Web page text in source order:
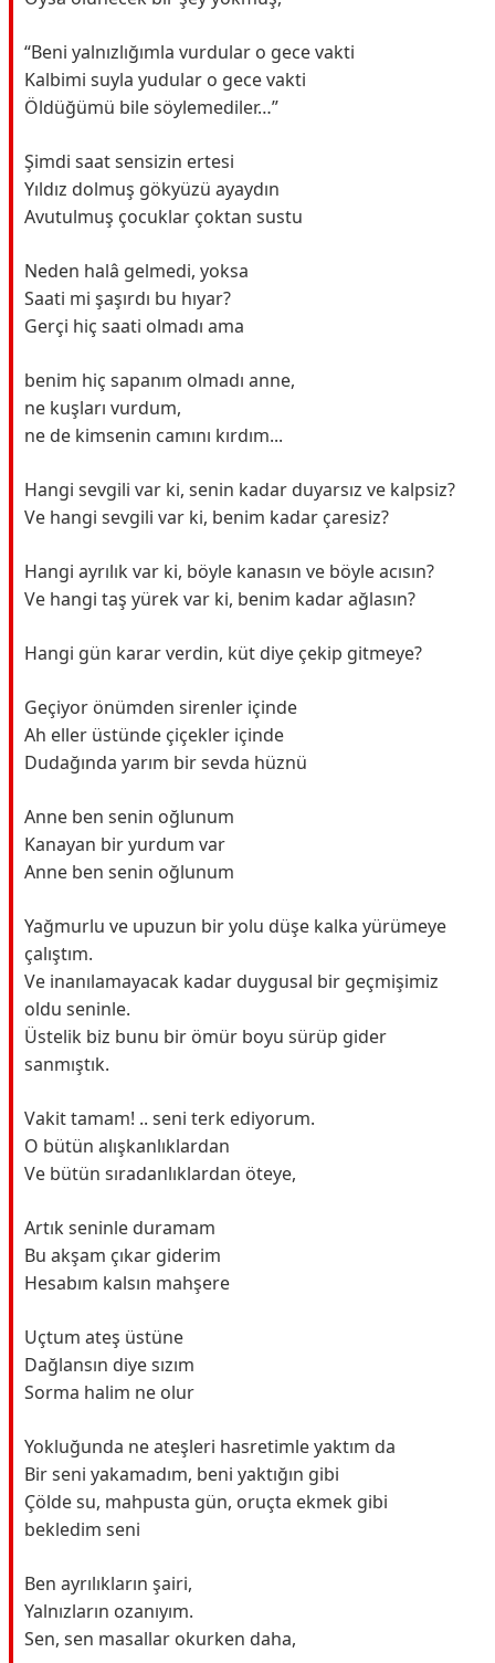
“Beni yalnızlığımla vurdular o gece vakti
Kalbimi suyla yudular o gece vakti
Öldüğümü bile söylemediler…”
Şimdi saat sensizin ertesi
Yıldız dolmuş gökyüzü ayaydın
Avutulmuş çocuklar çoktan sustu
Neden halâ gelmedi, yoksa
Saati mi şaşırdı bu hıyar?
Gerçi hiç saati olmadı ama
benim hiç sapanım olmadı anne,
ne kuşları vurdum,
ne de kimsenin camını kırdım...
Hangi sevgili var ki, senin kadar duyarsız ve kalpsiz?
Ve hangi sevgili var ki, benim kadar çaresiz?
Hangi ayrılık var ki, böyle kanasın ve böyle acısın?
Ve hangi taş yürek var ki, benim kadar ağlasın?
Hangi gün karar verdin, küt diye çekip gitmeye?
Geçiyor önümden sirenler içinde
Ah eller üstünde çiçekler içinde
Dudağında yarım bir sevda hüznü
Anne ben senin oğlunum
Kanayan bir yurdum var
Anne ben senin oğlunum
Yağmurlu ve upuzun bir yolu düşe kalka yürümeye
çalıştım.
Ve inanılamayacak kadar duygusal bir geçmişimiz
oldu seninle.
Üstelik biz bunu bir ömür boyu sürüp gider
sanmıştık.
Vakit tamam! .. seni terk ediyorum.
O bütün alışkanlıklardan
Ve bütün sıradanlıklardan öteye,
Artık seninle duramam
Bu akşam çıkar giderim
Hesabım kalsın mahşere
Uçtum ateş üstüne
Dağlansın diye sızım
Sorma halim ne olur
Yokluğunda ne ateşleri hasretimle yaktım da
Bir seni yakamadım, beni yaktığın gibi
Çölde su, mahpusta gün, oruçta ekmek gibi
bekledim seni
Ben ayrılıkların şairi,
Yalnızların ozanıyım.
Sen, sen masallar okurken daha,